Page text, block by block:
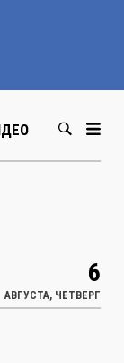
ABOUT US
6